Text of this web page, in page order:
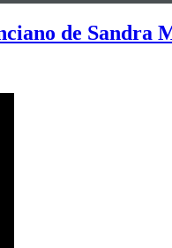
de